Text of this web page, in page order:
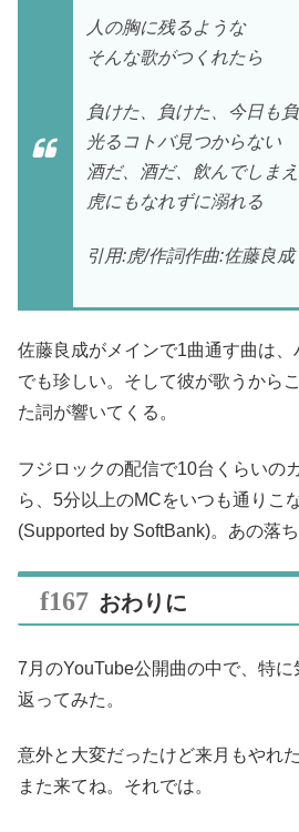
人の胸に残るような
そんな歌がつくれたら
負けた、負けた、今日も
光るコトバ見つからない
酒だ、酒だ、飲んでしまえ
虎にもなれずに溺れる
引用:虎/作詞作曲:佐藤良成
佐藤良成がメインで1曲通す曲は、
でも珍しい。そして彼が歌うから
た詞が響いてくる。
フジロックの配信で10台くらいの
ら、5分以上のMCをいつも通りこ
(Supported by SoftBank)。あの落
おわりに
7月のYouTube公開曲の中で、特に
返ってみた。
意外と大変だったけど来月もやれ
また来てね。それでは。